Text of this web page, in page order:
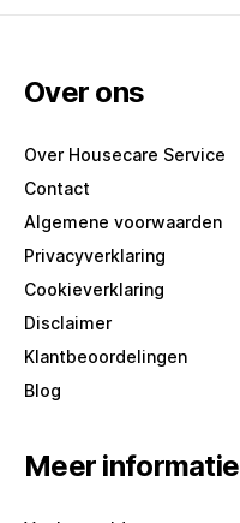
Over ons
Over Housecare Service
Contact
Algemene voorwaarden
Privacyverklaring
Cookieverklaring
Disclaimer
Klantbeoordelingen
Blog
Meer informatie